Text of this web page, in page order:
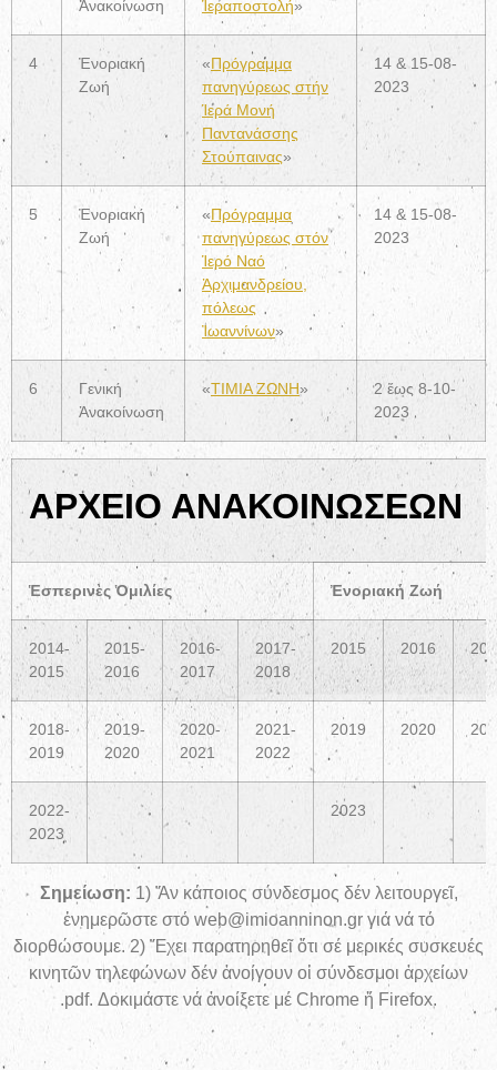
Ἀνακοίνωση Ἱεραποστολή»
4
Ἐνοριακή
Ζωή
«Πρόγραμμα
πανηγύρεως στήν
Ἱερά Μονή
Παντανάσσης
Στούπαινας»
14 & 15-08-
2023
5
Ἐνοριακή
Ζωή
«Πρόγραμμα
πανηγύρεως στόν
Ἱερό Ναό
Ἀρχιμανδρείου,
πόλεως
Ἰωαννίνων»
14 & 15-08-
2023
6
Γενική
Ἀνακοίνωση
«ΤΙΜΙΑ ΖΩΝΗ»
2 ἕως 8-10-
2023
ΑΡΧΕΙΟ ΑΝΑΚΟΙΝΩΣΕΩΝ
Ἑσπερινὲς Ὁμιλίες Ἐνοριακή Ζωή
2014-
2015
2015-
2016
2016-
2017
2017-
2018
2015 2016
2018-
2019
2019-
2020
2020-
2021
2021-
2022
2019 2020
2022-
2023
2023
Σημείωση: 1) Ἄν κάποιος σύνδεσμος δέν λειτουργεῖ,
ἐνημερῶστε στό web@imioanninon.gr γιά νά τό
διορθώσουμε. 2) Ἔχει παρατηρηθεῖ ὅτι σέ μερικές συσκευές
κινητῶν τηλεφώνων δέν ἀνοίγουν οἱ σύνδεσμοι ἀρχείων
.pdf. Δοκιμάστε νά ἀνοίξετε μέ Chrome ἤ Firefox.